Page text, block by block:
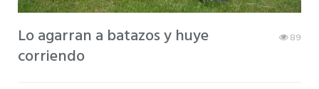
Lo agarran a batazos y huye
corriendo
89